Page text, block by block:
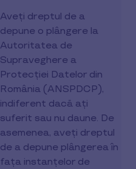
Aveți dreptul de a
depune o plângere la
Autoritatea de
Supraveghere a
Protecției Datelor din
România (ANSPDCP),
indiferent dacă ați
suferit sau nu daune. De
asemenea, aveți dreptul
de a depune plângerea în
fața instanțelor de